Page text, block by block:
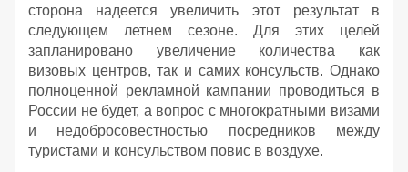
сторона надеется увеличить этот результат в
следующем летнем сезоне. Для этих целей
запланировано увеличение количества как
визовых центров, так и самих консульств. Однако
полноценной рекламной кампании проводиться в
России не будет, а вопрос с многократными визами
и недобросовестностью посредников между
туристами и консульством повис в воздухе.